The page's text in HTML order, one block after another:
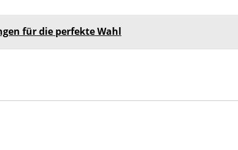
für die perfekte Wahl